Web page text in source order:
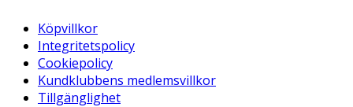
Köpvillkor
Integritetspolicy
Cookiepolicy
Kundklubbens medlemsvillkor
Tillgänglighet